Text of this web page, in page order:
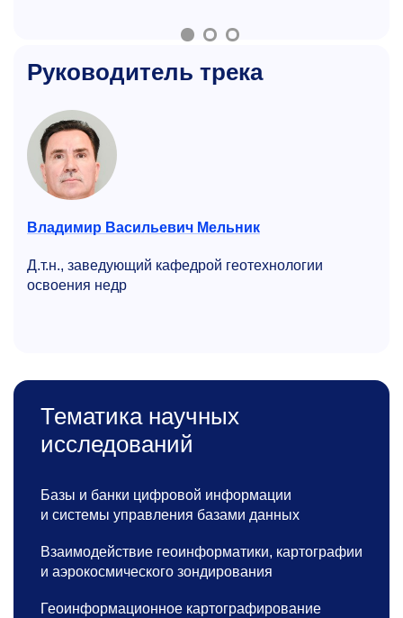
Руководитель трека
Владимир Васильевич Мельник
Д.т.н., заведующий кафедрой геотехнологии
освоения недр
Тематика научных
исследований
Базы и банки цифровой информации
и системы управления базами данных
Взаимодействие геоинформатики, картографии
и аэрокосмического зондирования
Геоинформационное картографирование